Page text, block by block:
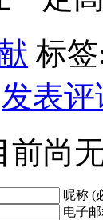
标签
发表评
前尚
昵称 (
电子